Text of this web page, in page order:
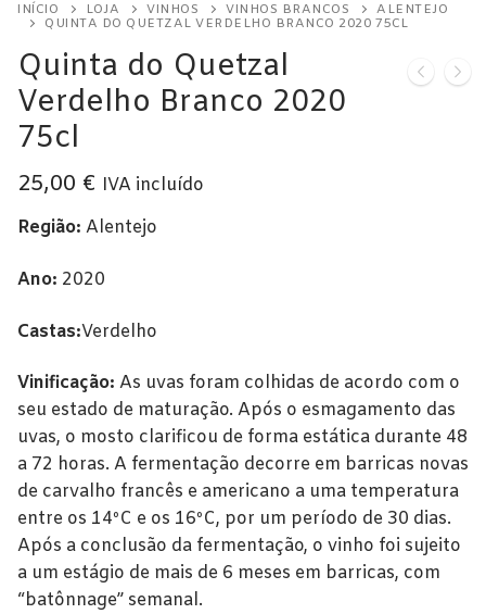
Alentejo
Beira Interior
Bairrada
Vinhos Tintos
Açores
Alentejo
Beira Interior
Bairrada
INÍCIO LOJA VINHOS VINHOS BRANCOS
ALENTEJO
QUINTA DO QUETZAL VERDELHO BRANCO 2020 75CL
Quinta do Quetzal
Verdelho Branco 2020
75cl
25,00 € IVA incluído
Região: Alentejo
Ano: 2020
Castas:Verdelho
Vinificação: As uvas foram colhidas de acordo com o
seu estado de maturação. Após o esmagamento das
uvas, o mosto clarificou de forma estática durante 48
a 72 horas. A fermentação decorre em barricas novas
de carvalho francês e americano a uma temperatura
entre os 14ºC e os 16ºC, por um período de 30 dias.
Após a conclusão da fermentação, o vinho foi sujeito
a um estágio de mais de 6 meses em barricas, com
“batônnage” semanal.